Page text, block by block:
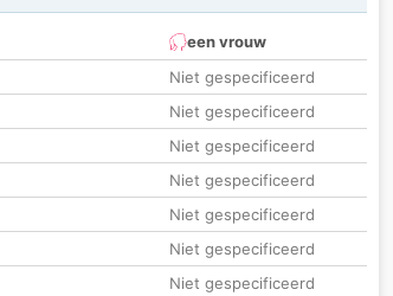
een vrouw
Niet gespecificeerd
Niet gespecificeerd
Niet gespecificeerd
Niet gespecificeerd
Niet gespecificeerd
Niet gespecificeerd
Niet gespecificeerd